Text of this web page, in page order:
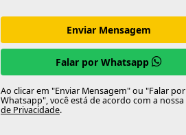
Enviar Mensagem
Falar por Whatsapp
Ao clicar em "Enviar Mensagem" ou "Falar por
Whatsapp", você está de acordo com a nossa
de Privacidade.